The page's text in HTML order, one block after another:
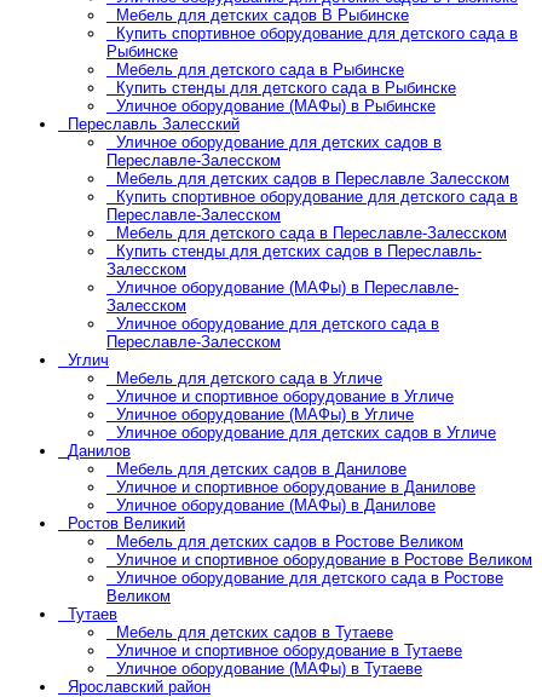
Мебель для детских садов В Рыбинске
Купить спортивное оборудование для детского сада в
Рыбинске
Мебель для детского сада в Рыбинске
Купить стенды для детского сада в Рыбинске
Уличное оборудование (МАФы) в Рыбинске
Переславль Залесский
Уличное оборудование для детских садов в
Переславле-Залесском
Мебель для детских садов в Переславле Залесском
Купить спортивное оборудование для детского сада в
Переславле-Залесском
Мебель для детского сада в Переславле-Залесском
Купить стенды для детских садов в Переславль-
Залесском
Уличное оборудование (МАФы) в Переславле-
Залесском
Уличное оборудование для детского сада в
Переславле-Залесском
Углич
Мебель для детского сада в Угличе
Уличное и спортивное оборудование в Угличе
Уличное оборудование (МАФы) в Угличе
Уличное оборудование для детских садов в Угличе
Данилов
Мебель для детских садов в Данилове
Уличное и спортивное оборудование в Данилове
Уличное оборудование (МАФы) в Данилове
Ростов Великий
Мебель для детских садов в Ростове Великом
Уличное и спортивное оборудование в Ростове Великом
Уличное оборудование для детского сада в Ростове
Великом
Тутаев
Мебель для детских садов в Тутаеве
Уличное и спортивное оборудование в Тутаеве
Уличное оборудование (МАФы) в Тутаеве
Ярославский район